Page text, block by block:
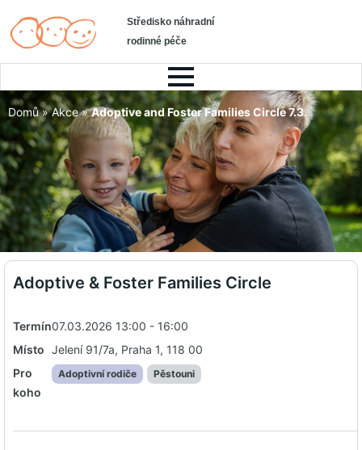
Středisko náhradní
rodinné péče
Domů » Akce » Adoptive and Foster Families Circle 7.3.
Adoptive & Foster Families Circle
Termín07.03.2026 13:00 - 16:00
Místo Jelení 91/7a, Praha 1, 118 00
Pro
koho
Adoptivní rodiče Pěstouni